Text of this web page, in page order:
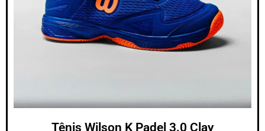
Tênis Wilson K Padel 3.0 Clay